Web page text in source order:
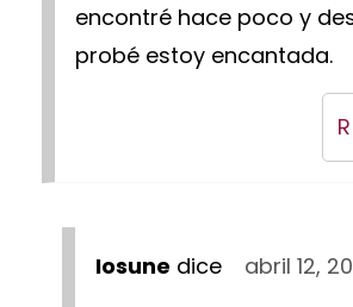
encontré hace poco y
probé estoy encantada.
Iosune dice
abril 12,